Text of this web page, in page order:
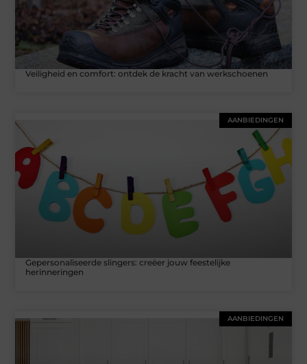
Veiligheid en comfort: ontdek de kracht van werkschoenen
AANBIEDINGEN
Gepersonaliseerde slingers: creëer jouw feestelijke
herinneringen
AANBIEDINGEN